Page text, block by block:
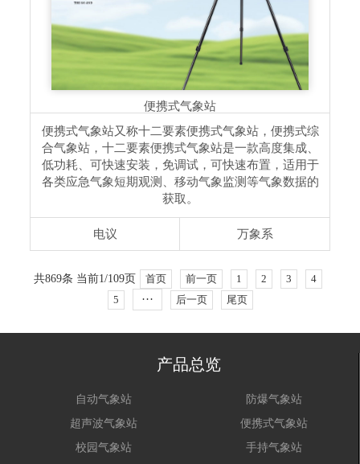
便携式气象站
便携式气象站又称十二要素便携式气象站，便携式综
合气象站，十二要素便携式气象站是一款高度集成、
低功耗、可快速安装，免调试，可快速布置，适用于
各类应急气象短期观测、移动气象监测等气象数据的
获取。
电议 万象系
共869条 当前1/109页 首页 前一页 1 2 3
4
5
··· 后一页 尾页
产品总览
自动气象站
防爆气象站
超声波气象站
便携式气象站
校园气象站
手持气象站